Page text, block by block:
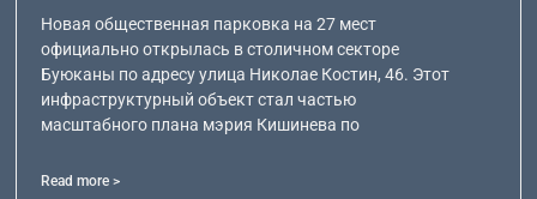
Новая общественная парковка на 27 мест
официально открылась в столичном секторе
Буюканы по адресу улица Николае Костин, 46. Этот
инфраструктурный объект стал частью
масштабного плана мэрия Кишинева по
Read more >